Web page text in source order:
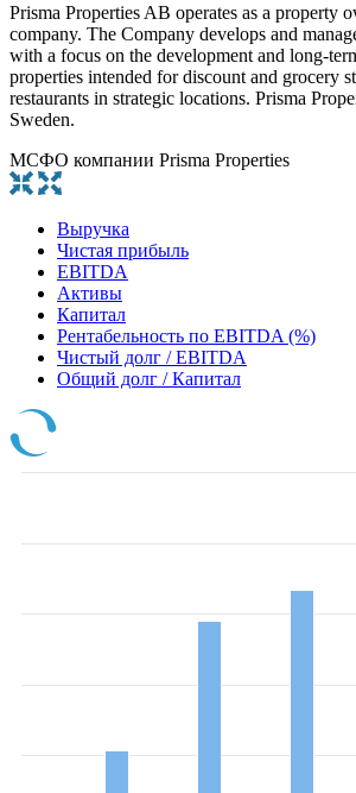
Prisma Properties AB operates as a property
company. The Company develops and
with a focus on the development and long-
properties intended for discount and grocery
restaurants in strategic locations. Prisma
Sweden.
МСФО компании Prisma Properties
Выручка
Чистая прибыль
EBITDA
Активы
Капитал
Рентабельность по EBITDA (%)
Чистый долг / EBITDA
Общий долг / Капитал